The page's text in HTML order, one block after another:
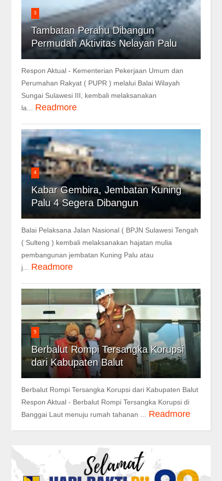
3
Tambatan Perahu Dibangun
Permudah Aktivitas Nelayan Palu
Respon Aktual - Kementerian Pekerjaan Umum dan
Perumahan Rakyat ( PUPR ) melalui Balai Wilayah
Sungai Sulawesi III, kembali melaksanakan
la...
Readmore
4
Kabar Gembira, Jembatan Kuning
Palu 4 Segera Dibangun
Balai Pelaksana Jalan Nasional ( BPJN Sulawesi Tengah
( Sulteng ) kembali melaksanakan hajatan mulia
pembangunan jembatan Kuning Palu atau
j...
Readmore
5
Berbalut Rompi Tersangka Korupsi
dari Kabupaten Balut
Berbalut Rompi Tersangka Korupsi dari Kabupaten Balut
Respon Aktual - Berbalut Rompi Tersangka Korupsi di
Banggai Laut menuju rumah tahanan ...
Readmore